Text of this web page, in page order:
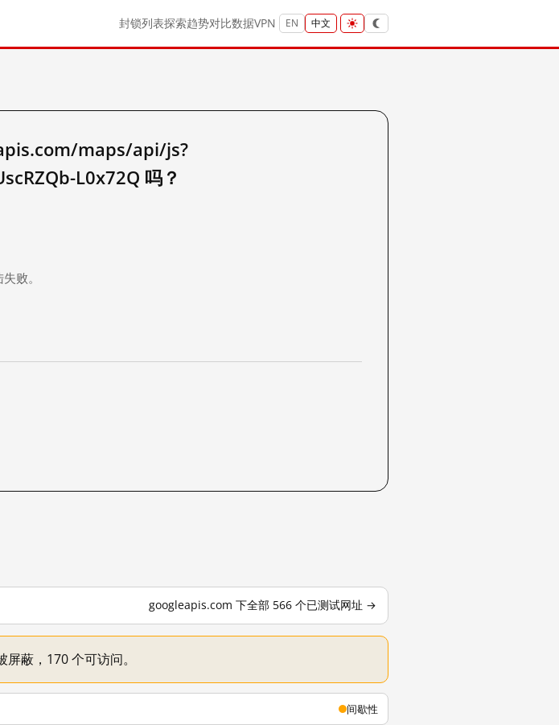
封锁列表探索趋势对比数据VPN EN 中文
maps/api/js?
L0x72Q 吗？
败。
googleapis.com 下全部 566 个已测试网址 →
蔽，170 个可访问。
间歇性